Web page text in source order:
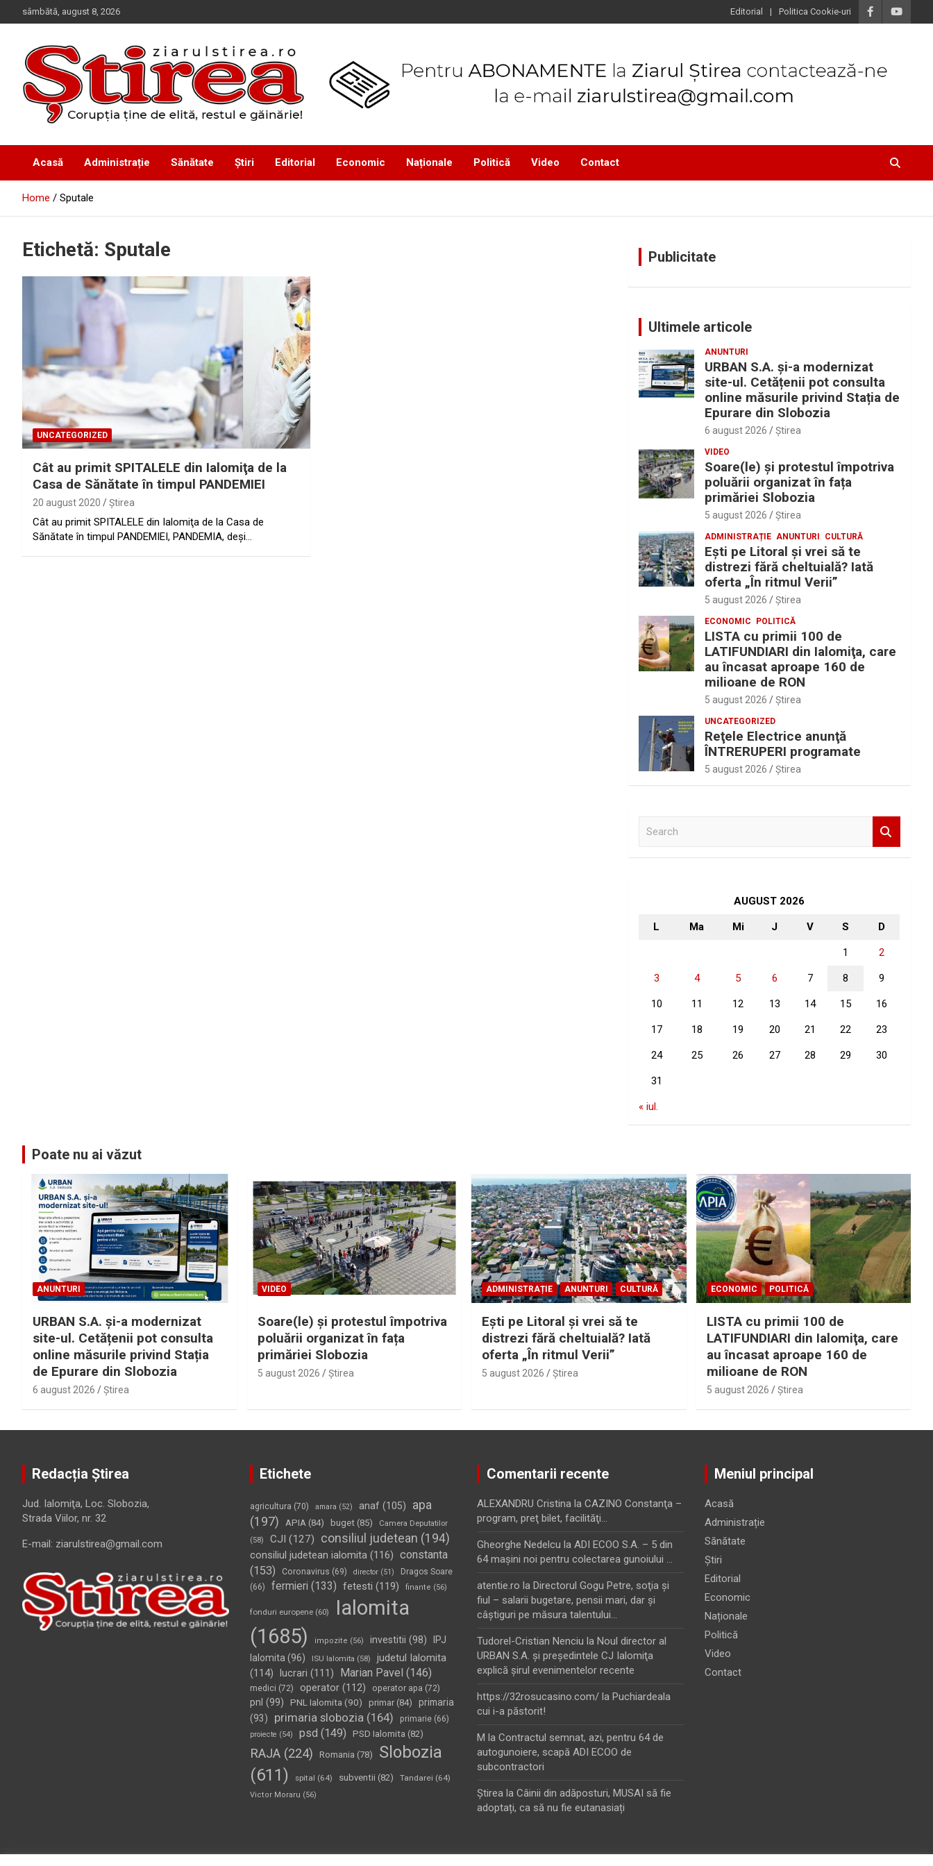
to
sâmbătă, august 8, 2026 Editorial Politica Cookie-uri
Ziarul Știrea
Acasă Administrație Sănătate Știri Editorial Economic Naționale Politică Video Contact
Home Sputale
Etichetă: Sputale
UNCATEGORIZED
Cât au primit SPITALELE din Ialomiţa de la
Casa de Sănătate în timpul PANDEMIEI
20 august 2020 Ştirea
Cât au primit SPITALELE din Ialomiţa de la Casa de
Sănătate în timpul PANDEMIEI, PANDEMIA, deşi…
Publicitate
Ultimele articole
ANUNTURI
URBAN S.A. și-a modernizat
site-ul. Cetățenii pot consulta
online măsurile privind Stația de
Epurare din Slobozia
6 august 2026 Ştirea
VIDEO
Soare(le) și protestul împotriva
poluării organizat în fața
primăriei Slobozia
5 august 2026 Ştirea
ADMINISTRAȚIE ANUNTURI CULTURĂ
Eşti pe Litoral şi vrei să te
distrezi fără cheltuială? Iată
oferta „În ritmul Verii”
5 august 2026 Ştirea
ECONOMIC POLITICĂ
LISTA cu primii 100 de
LATIFUNDIARI din Ialomiţa, care
au încasat aproape 160 de
milioane de RON
5 august 2026 Ştirea
UNCATEGORIZED
Reţele Electrice anunţă
ÎNTRERUPERI programate
5 august 2026 Ştirea
AUGUST 2026
L Ma Mi J V S D
1 2
3 4 5 6 7 8 9
10 11 12 13 14 15 16
17 18 19 20 21 22 23
24 25 26 27 28 29 30
31
« iul.
Poate nu ai văzut
ANUNTURI
URBAN S.A. și-a modernizat
site-ul. Cetățenii pot consulta
online măsurile privind Stația
de Epurare din Slobozia
6 august 2026 Ştirea
VIDEO
Soare(le) și protestul împotriva
poluării organizat în fața
primăriei Slobozia
5 august 2026 Ştirea
ADMINISTRAȚIE ANUNTURI CULTURĂ
Eşti pe Litoral şi vrei să te
distrezi fără cheltuială? Iată
oferta „În ritmul Verii”
5 august 2026 Ştirea
ECONOMIC POLITICĂ
LISTA cu primii 100 de
LATIFUNDIARI din Ialomiţa, care
au încasat aproape 160 de
milioane de RON
5 august 2026 Ştirea
Redacția Știrea
Jud. Ialomiţa, Loc. Slobozia,
Strada Viilor, nr. 32
E-mail: ziarulstirea@gmail.com
Etichete
agricultura (70) amara (52) anaf(105)
apa
(197)
APIA(84) buget(85)
Camera Deputatilor
(58)
CJI (127) consiliul judetean (194)
consiliul judetean ialomita(116) constanta
(153)
Coronavirus (69) director(51)
Dragos Soare
(66)
fermieri (133) fetesti (119) finante (56)
fonduri europene(60)
Ialomita
(1685)
impozite (56) investitii (98)
IPJ
Ialomita (96) ISU Ialomita (58)
judetul Ialomita
(114) lucrari (111) Marian Pavel (146)
medici (72) operator(112) operator apa (72)
pnl (99) PNL Ialomita (90) primar(84)
primaria
(93)
primaria slobozia(164) primarie(66)
proiecte (54) psd (149) PSD Ialomita (82)
RAJA(224) Romania (78)
Slobozia
(611)
spital (64) subventii (82) Tandarei (64)
Victor Moraru (56)
Comentarii recente
ALEXANDRU Cristina la CAZINO Constanţa –
program, preţ bilet, facilităţi…
Gheorghe Nedelcu la ADI ECOO S.A. – 5 din
64 maşini noi pentru colectarea gunoiului …
atentie.ro la Directorul Gogu Petre, soţia şi
fiul – salarii bugetare, pensii mari, dar şi
câştiguri pe măsura talentului…
Tudorel-Cristian Nenciu la Noul director al
URBAN S.A. şi preşedintele CJ Ialomiţa
explică şirul evenimentelor recente
https://32rosucasino.com/ la Puchiardeala
cui i-a păstorit!
M la Contractul semnat, azi, pentru 64 de
autogunoiere, scapă ADI ECOO de
subcontractori
Ştirea la Câinii din adăposturi, MUSAI să fie
adoptați, ca să nu fie eutanasiați
Meniul principal
Acasă
Administrație
Sănătate
Știri
Editorial
Economic
Naționale
Politică
Video
Contact